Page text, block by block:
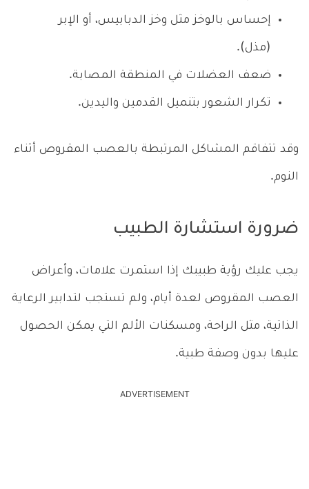
إحساس بالوخز مثل وخز الدبابيس، أو الإبر
(مذل).
ضعف العضلات في المنطقة المصابة.
تكرار الشعور بتنميل القدمين واليدين.
وقد تتفاقم المشاكل المرتبطة بالعصب المقروص أثناء
النوم.
ضرورة استشارة الطبيب
يجب عليك رؤية طبيبك إذا استمرت علامات، وأعراض
العصب المقروص لعدة أيام، ولم تستجب لتدابير الرعاية
الذاتية، مثل الراحة، ومسكنات الألم التي يمكن الحصول
عليها بدون وصفة طبية.
ADVERTISEMENT